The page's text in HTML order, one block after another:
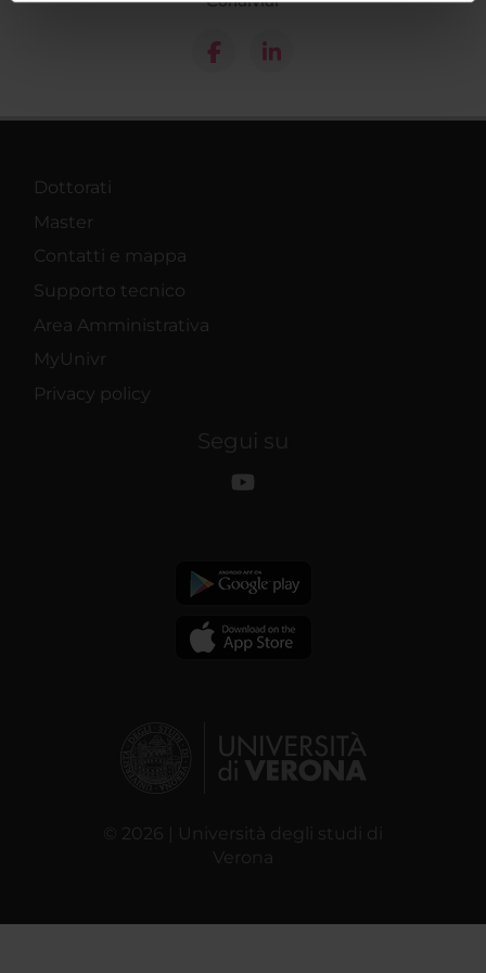
informazioni sul modo in cui utilizzi il nostro sito con i
pubblicità e social media, i quali potrebbero combinarle
Dottorati
Master
Contatti e mappa
Supporto tecnico
Area Amministrativa
MyUnivr
Privacy policy
Segui su
© 2026 | Università degli studi di
Verona